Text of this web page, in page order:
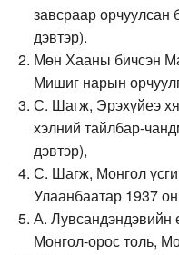
завсраар
дэвтэр).
Мөн Хааны бичсэн
Мишиг нарын
С. Шагж, Эрэхүйеэ
хэлний тайлбар-
дэвтэр),
С. Шагж, Монгол
Улаанбаатар 1937
А. Лувсандэндэвийн
Монгол-орос толь,